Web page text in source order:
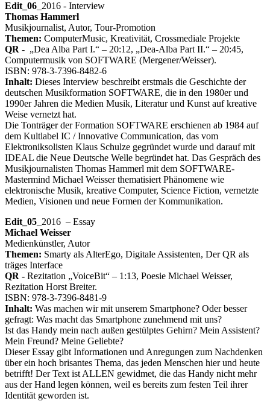
Edit_06 _2016 - Interview
Thomas Hammerl
Musikjournalist, Autor, Tour-Promotion
Themen: ComputerMusic, Kreativität, Crossmediale Projekte
QR - „Dea Alba Part I.“ – 20:12, „Dea-Alba Part II.“ – 20:45,
Computermusik von SOFTWARE (Mergener/Weisser).
ISBN: 978-3-7396-8482-6
Inhalt: Dieses Interview beschreibt erstmals die Geschichte der
deutschen Musikformation SOFTWARE, die in den 1980er und
1990er Jahren die Medien Musik, Literatur und Kunst auf kreative
Weise vernetzt hat.
Die Tonträger der Formation SOFTWARE erschienen ab 1984 auf
dem Kultlabel IC / Innovative Communication, das vom
Elektroniksolisten Klaus Schulze gegründet wurde und darauf mit
IDEAL die Neue Deutsche Welle begründet hat. Das Gespräch des
Musikjournalisten Thomas Hammerl mit dem SOFTWARE-
Mastermind Michael Weisser thematisiert Phänomene wie
elektronische Musik, kreative Computer, Science Fiction, vernetzte
Medien, Visionen und neue Formen der Kommunikation.
Edit_05 _2016 – Essay
Michael Weisser
Medienkünstler, Autor
Themen: Smarty als AlterEgo, Digitale Assistenten, Der QR als
träges Interface
QR - Rezitation „VoiceBit“ – 1:13, Poesie Michael Weisser,
Rezitation Horst Breiter.
ISBN: 978-3-7396-8481-9
Inhalt: Was machen wir mit unserem Smartphone? Oder besser
gefragt: Was macht das Smartphone zunehmend mit uns?
Ist das Handy mein nach außen gestülptes Gehirn? Mein Assistent?
Mein Freund? Meine Geliebte?
Dieser Essay gibt Informationen und Anregungen zum Nachdenken
über ein hoch brisantes Thema, das jeden Menschen hier und heute
betrifft! Der Text ist ALLEN gewidmet, die das Handy nicht mehr
aus der Hand legen können, weil es bereits zum festen Teil ihrer
Identität geworden ist.